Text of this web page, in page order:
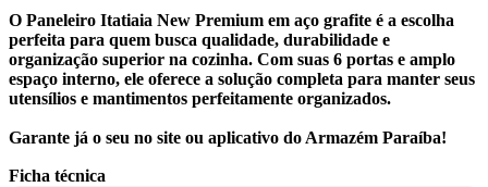
O Paneleiro Itatiaia New Premium em aço grafite é a escolha
perfeita para quem busca qualidade, durabilidade e
organização superior na cozinha. Com suas 6 portas e amplo
espaço interno, ele oferece a solução completa para manter seus
utensílios e mantimentos perfeitamente organizados.
Garante já o seu no site ou aplicativo do Armazém Paraíba!
Ficha técnica